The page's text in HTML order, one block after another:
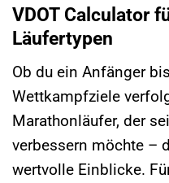
VDOT Calculator
Läufertypen
Ob du ein Anfänger
Wettkampfziele
Marathonläufer, der
verbessern möchte –
wertvolle Einblicke.